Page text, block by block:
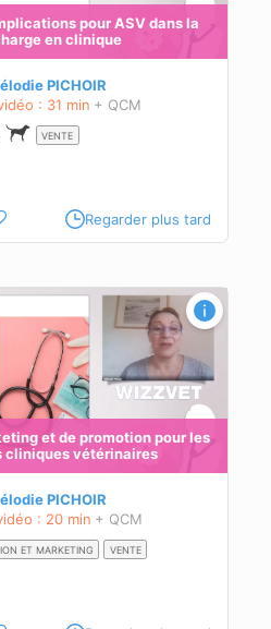
pour ASV dans la
en clinique
PICHOIR
: 31 min + QCM
VENTE
Regarder plus tard
et de promotion pour les
cliniques vétérinaires
PICHOIR
: 20 min + QCM
ET MARKETING VENTE